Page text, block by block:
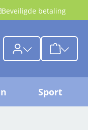
Beveiligde betaling
{1}De
Sport